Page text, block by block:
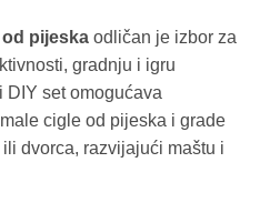
od pijeska odličan je izbor za
gradnju i igru
DIY set omogućava
cigle od pijeska i grade
dvorca, razvijajući maštu i